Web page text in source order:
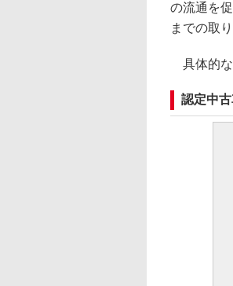
の流通を
までの取
具体的な
認定中